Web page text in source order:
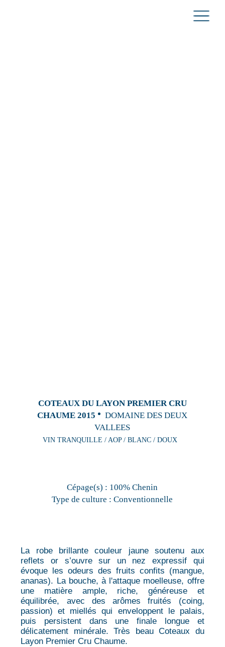
COTEAUX DU LAYON PREMIER CRU
CHAUME 2015
DOMAINE DES DEUX
VALLEES
VIN TRANQUILLE / AOP / BLANC / DOUX
Cépage(s) : 100% Chenin
Type de culture : Conventionnelle
La robe brillante couleur jaune soutenu aux
reflets or s’ouvre sur un nez expressif qui
évoque les odeurs des fruits confits (mangue,
ananas). La bouche, à l'attaque moelleuse, offre
une matière ample, riche, généreuse et
équilibrée, avec des arômes fruités (coing,
passion) et miellés qui enveloppent le palais,
puis persistent dans une finale longue et
délicatement minérale. Très beau Coteaux du
Layon Premier Cru Chaume.